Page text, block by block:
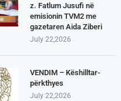
z. Fatlum Jusufi në
emisionin TVM2 me
gazetaren Aida Ziberi
July 22,2026
VENDIM – Këshilltar-
përkthyes
July 22,2026